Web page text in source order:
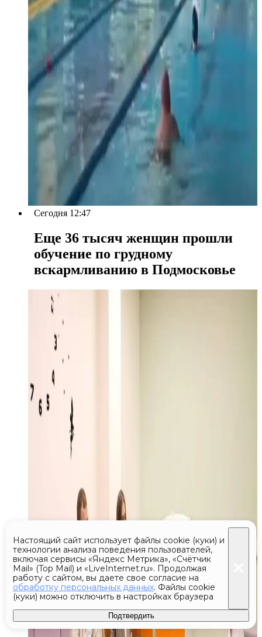
Сегодня 12:47
Еще 36 тысяч женщин прошли
обучение по грудному
вскармливанию в Подмосковье
Настоящий сайт использует файлы cookie (куки) и
технологии анализа поведения пользователей,
включая сервисы «Яндекс Метрика», «Счётчик
Mail» (Top Mail) и «LiveInternet.ru». Продолжая
работу с сайтом, вы даете свое согласие на
обработку персональных данных. Файлы cookie
(куки) можно отключить в настройках браузера
Подтвердить